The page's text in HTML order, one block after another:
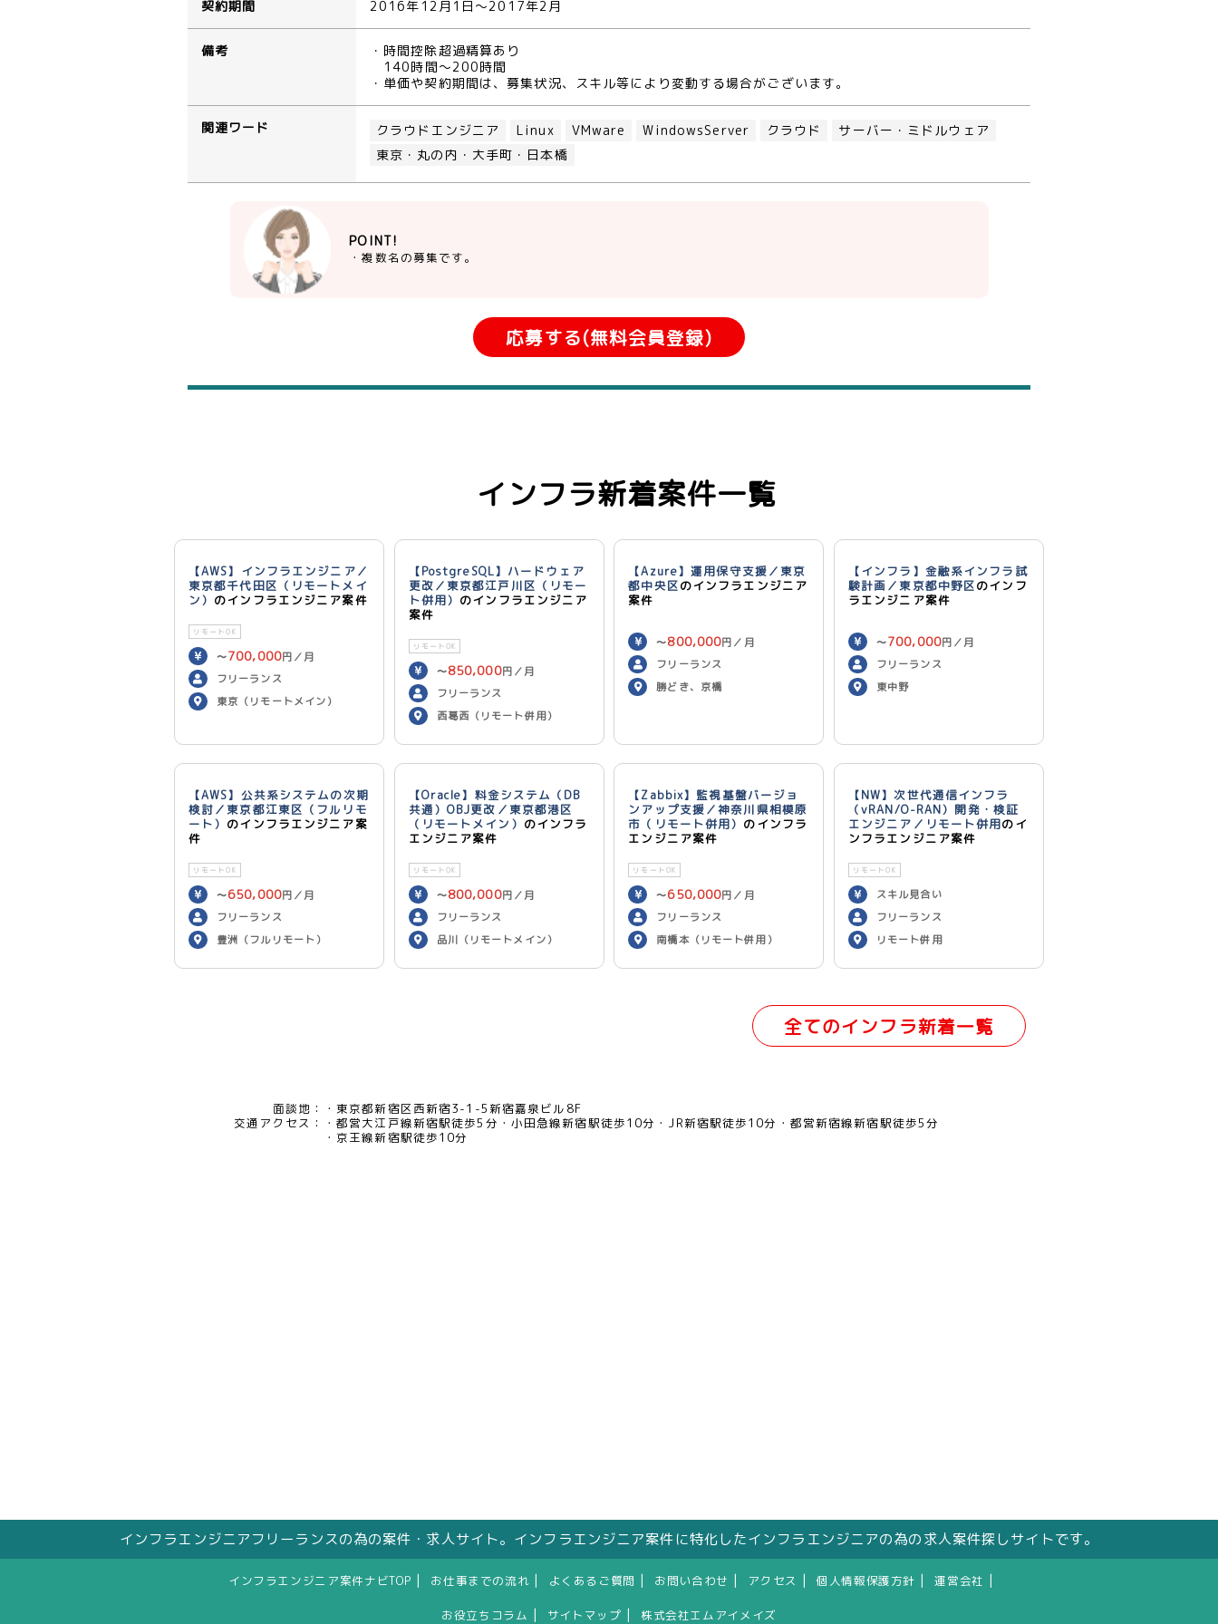
契約期間 2016年12月1日～2017年2月
備考
・時間控除超過精算あり
140時間～200時間
・単価や契約期間は、募集状況、スキル等により変動する場合がございます。
関連ワード クラウドエンジニア Linux VMware WindowsServer クラウド
サーバー・ミドルウェア
東京・丸の内・大手町・日本橋
POINT!
・複数名の募集です。
応募する(無料会員登録)
インフラ新着案件一覧
【AWS】インフラエンジニア／
東京都千代田区（リモートメイ
ン） のインフラエンジニア案件
リモートOK
〜700,000円／月
フリーランス
東京（リモートメイン）
【PostgreSQL】ハードウェア
更改／東京都江戸川区（リモー
ト併用） のインフラエンジニア
案件
リモートOK
〜850,000円／月
フリーランス
西葛西（リモート併用）
【Azure】運用保守支援／東京
都中央区のインフラエンジニア
案件
〜800,000円／月
フリーランス
勝どき、京橋
【インフラ】金融系インフラ試
験計画／東京都中野区のインフ
ラエンジニア案件
〜700,000円／月
フリーランス
東中野
【AWS】公共系システムの次期
検討／東京都江東区（フルリモ
ート） のインフラエンジニア案
件
リモートOK
〜650,000円／月
フリーランス
豊洲（フルリモート）
【Oracle】料金システム（DB
共通）OBJ更改／東京都港区
（リモートメイン） のインフラ
エンジニア案件
リモートOK
〜800,000円／月
フリーランス
品川（リモートメイン）
【Zabbix】監視基盤バージョ
ンアップ支援／神奈川県相模原
市（リモート併用） のインフラ
エンジニア案件
リモートOK
〜650,000円／月
フリーランス
南橋本（リモート併用）
【NW】次世代通信インフラ
（vRAN/O-RAN）開発・検証
エンジニア／リモート併用のイ
ンフラエンジニア案件
リモートOK
スキル見合い
フリーランス
リモート併用
全てのインフラ新着一覧
面談地：
東京都新宿区西新宿3-1-5新宿嘉泉ビル8F
交通アクセス：
都営大江戸線新宿駅徒歩5分 小田急線新宿駅徒歩10分 JR新宿駅徒歩10分
都営新宿線新宿駅徒歩5分
京王線新宿駅徒歩10分
インフラエンジニアフリーランスの為の案件・求人サイト。インフラエンジニア案件に特化したインフラエンジニアの為の求人案件探しサイトです。
インフラエンジニア案件ナビTOP お仕事までの流れ よくあるご質問 お問い合わせ アクセス 個人情報保護方針 運営会社
お役立ちコラム サイトマップ 株式会社エムアイメイズ